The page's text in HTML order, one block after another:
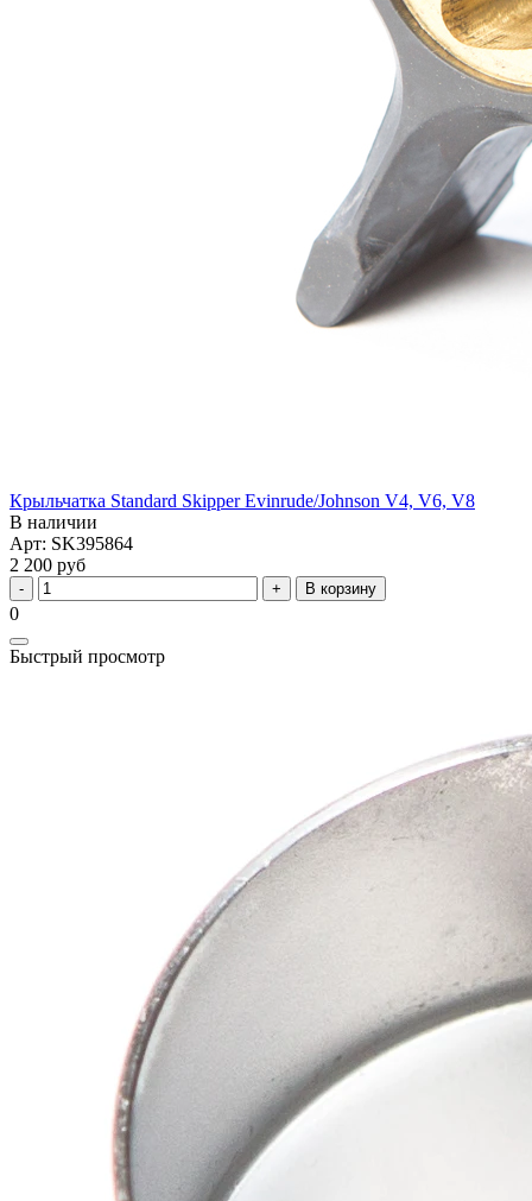
Крыльчатка Standard Skipper Evinrude/Johnson V4, V6, V8
В наличии
Арт: SK395864
2 200 руб
В корзину
0
Быстрый просмотр